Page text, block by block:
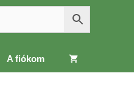
A fiókom